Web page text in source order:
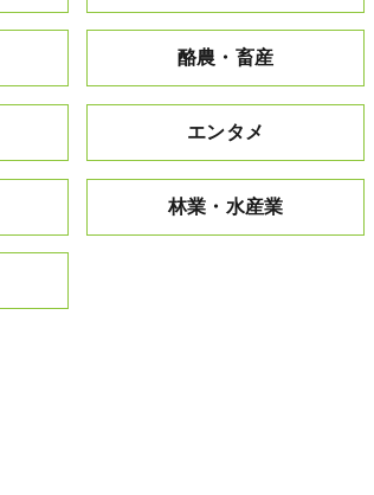
酪農・畜産
エンタメ
林業・水産業